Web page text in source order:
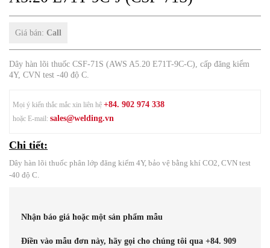
Giá bán: Call
Dây hàn lõi thuốc CSF-71S (AWS A5.20 E71T-9C-C), cấp đăng kiểm
4Y, CVN test -40 độ C.
Mọi ý kiến thắc mắc xin liên hệ +84. 902 974 338
hoặc E-mail: sales@welding.vn
Chi tiết:
Dây hàn lõi thuốc phân lớp đăng kiểm 4Y, bảo vệ bằng khí CO2, CVN test
-40 độ C.
Nhận báo giá hoặc một sản phẩm mẫu
Điền vào mẫu đơn này, hãy gọi cho chúng tôi qua +84. 909